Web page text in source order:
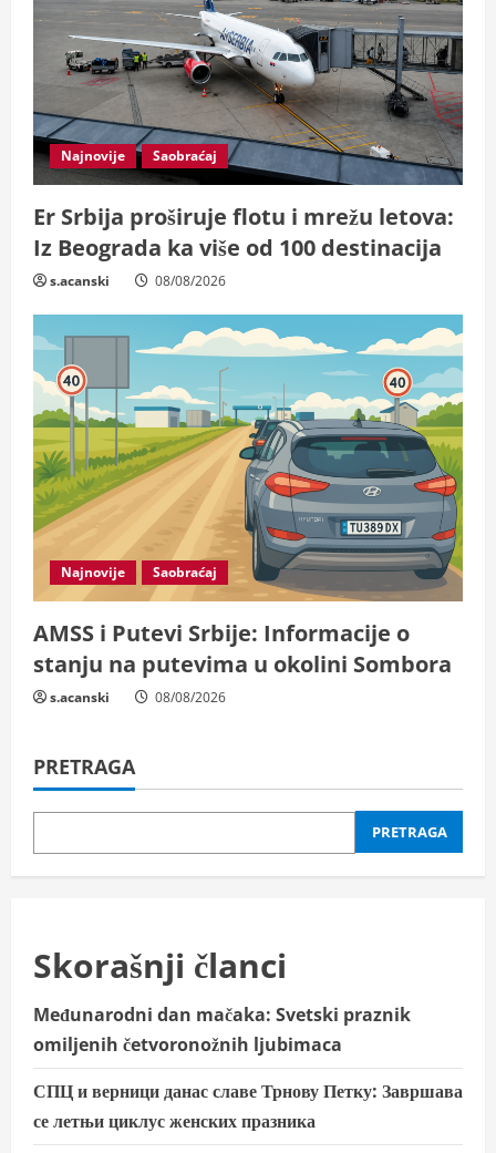
Najnovije Saobraćaj
Er Srbija proširuje flotu i mrežu letova:
Iz Beograda ka više od 100 destinacija
s.acanski 08/08/2026
Najnovije Saobraćaj
AMSS i Putevi Srbije: Informacije o
stanju na putevima u okolini Sombora
s.acanski 08/08/2026
PRETRAGA
PRETRAGA
Skorašnji članci
Međunarodni dan mačaka: Svetski praznik
omiljenih četvoronožnih ljubimaca
СПЦ и верници данас славе Трнову Петку: Завршава
се летњи циклус женских празника